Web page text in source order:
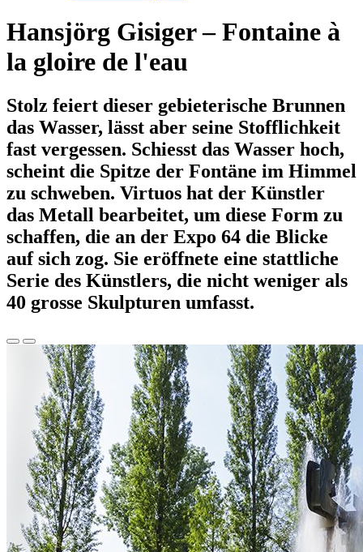
Hansjörg Gisiger – Fontaine à
la gloire de l'eau
Stolz feiert dieser gebieterische Brunnen
das Wasser, lässt aber seine Stofflichkeit
fast vergessen. Schiesst das Wasser hoch,
scheint die Spitze der Fontäne im Himmel
zu schweben. Virtuos hat der Künstler
das Metall bearbeitet, um diese Form zu
schaffen, die an der Expo 64 die Blicke
auf sich zog. Sie eröffnete eine stattliche
Serie des Künstlers, die nicht weniger als
40 grosse Skulpturen umfasst.